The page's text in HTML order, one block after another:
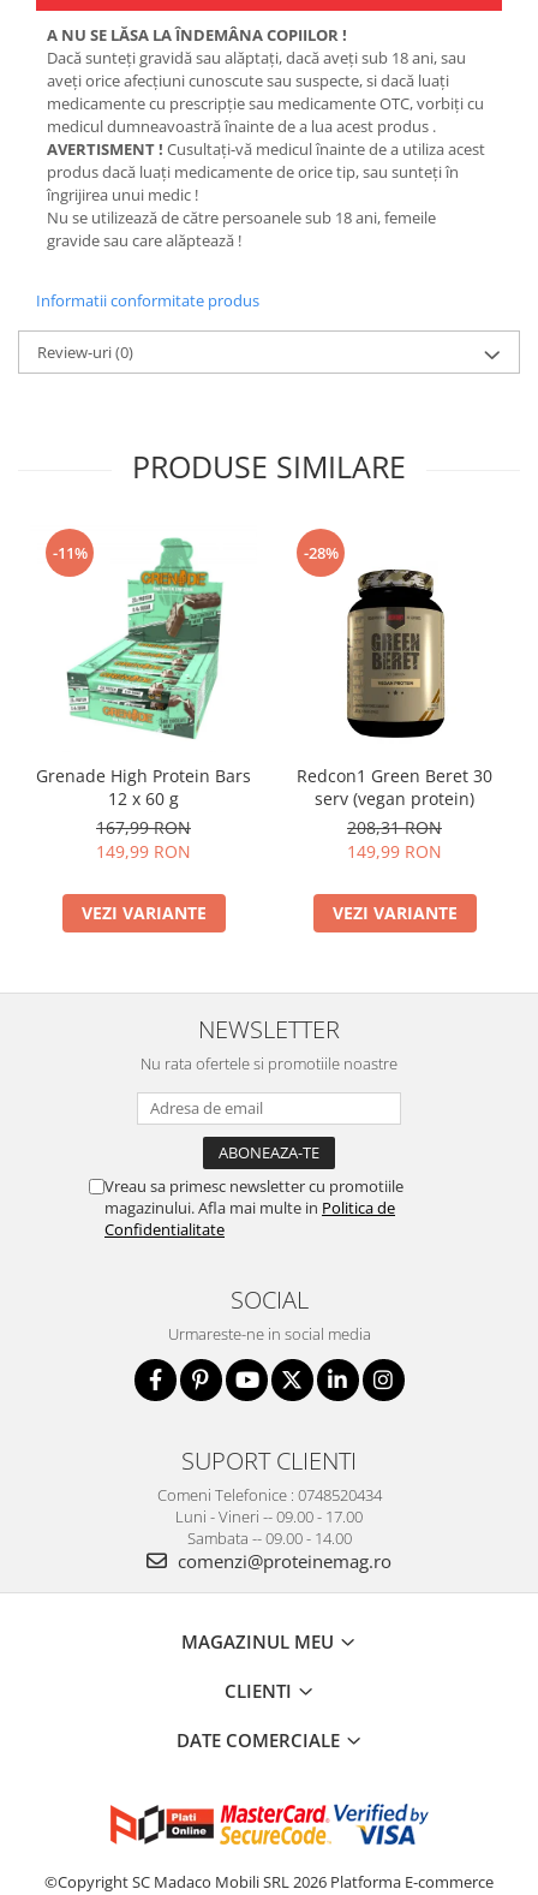
A NU SE LĂSA LA ÎNDEMÂNA COPIILOR !
Dacă sunteţi gravidă sau alăptaţi, dacă aveţi sub 18 ani, sau
aveţi orice afecţiuni cunoscute sau suspecte, si dacă luaţi
medicamente cu prescripţie sau medicamente OTC, vorbiţi cu
medicul dumneavoastră înainte de a lua acest produs .
AVERTISMENT ! Cusultaţi-vă medicul înainte de a utiliza acest
produs dacă luaţi medicamente de orice tip, sau sunteţi în
îngrijirea unui medic !
Nu se utilizează de către persoanele sub 18 ani, femeile
gravide sau care alăptează !
Informatii conformitate produs
Review-uri(0)
PRODUSE SIMILARE
-11%
Grenade High Protein Bars
12 x 60 g
167,99 RON
149,99 RON
VEZI VARIANTE
-28%
Redcon1 Green Beret 30
serv (vegan protein)
208,31 RON
149,99 RON
VEZI VARIANTE
NEWSLETTER
Nu rata ofertele si promotiile noastre
Vreau sa primesc newsletter cu promotiile
magazinului. Afla mai multe in Politica de
Confidentialitate
SOCIAL
Urmareste-ne in social media
SUPORT CLIENTI
Comeni Telefonice : 0748520434
Luni - Vineri -- 09.00 - 17.00
Sambata -- 09.00 - 14.00
comenzi@proteinemag.ro
MAGAZINUL MEU
CLIENTI
DATE COMERCIALE
©Copyright SC Madaco Mobili SRL 2026 Platforma E-commerce